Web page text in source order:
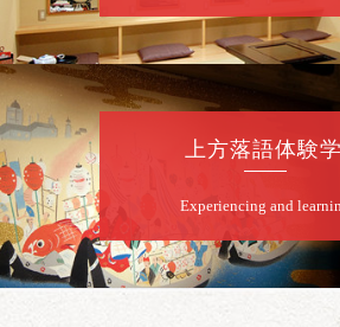
桂二豆／露の瑞／桂きん
（似顔絵）／桂三扇／桂
笑利／笑福亭仁福／幸助
若
8月9日（日）
らららのらくご会④
桂雀太「まんじゅうこわ
菜」／桂三実「ミュージ
上方落語体験
Experiencing and